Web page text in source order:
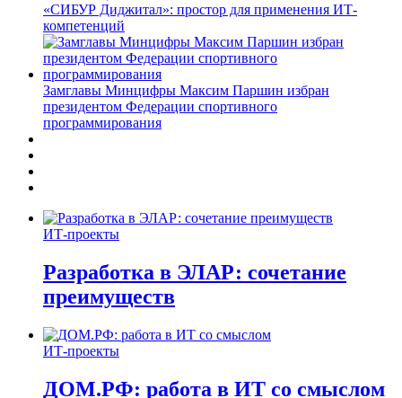
«СИБУР Диджитал»: простор для применения ИТ-
компетенций
Замглавы Минцифры Максим Паршин избран
президентом Федерации спортивного
программирования
ИТ-проекты
Разработка в ЭЛАР: сочетание
преимуществ
ИТ-проекты
ДОМ.РФ: работа в ИТ со смыслом